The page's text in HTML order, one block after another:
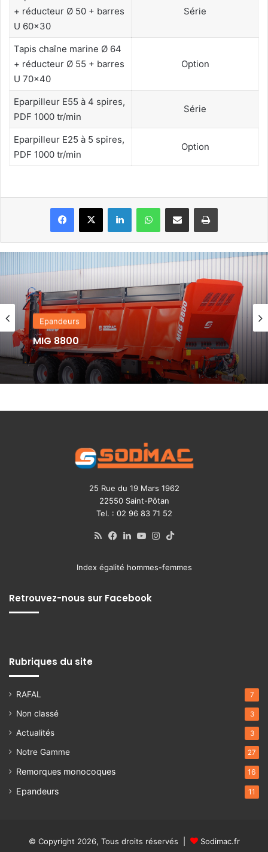
+ réducteur Ø 50 + barres
U 60×30
Série
Tapis chaîne marine Ø 64
+ réducteur Ø 55 + barres
U 70×40
Option
Eparpilleur E55 à 4 spires,
PDF 1000 tr/min
Série
Eparpilleur E25 à 5 spires,
PDF 1000 tr/min
Option
Epandeurs
MIG 8800
25 Rue du 19 Mars 1962
22550 Saint-Pôtan
Tel. : 02 96 83 71 52
RSS Facebook
Linkedin
YouTubeInstagram
Index égalité hommes-femmes
Retrouvez-nous sur Facebook
Rubriques du site
RAFAL 7
Non classé 3
Actualités 3
Notre Gamme 27
Remorques monocoques 16
Epandeurs 11
© Copyright 2026, Tous droits réservés | Sodimac.fr